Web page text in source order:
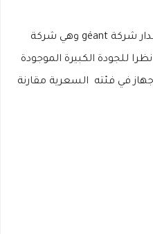
جهاز gn rs8 mini hd plus من اصدار شركة géant وهي شركة
للجودة الكبيرة الموجودة
في فئته السعرية مقارنة